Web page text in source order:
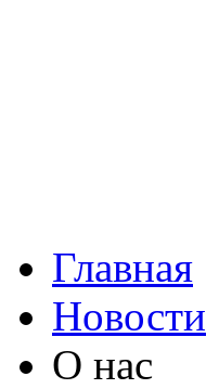
Главная
Новости
О нас